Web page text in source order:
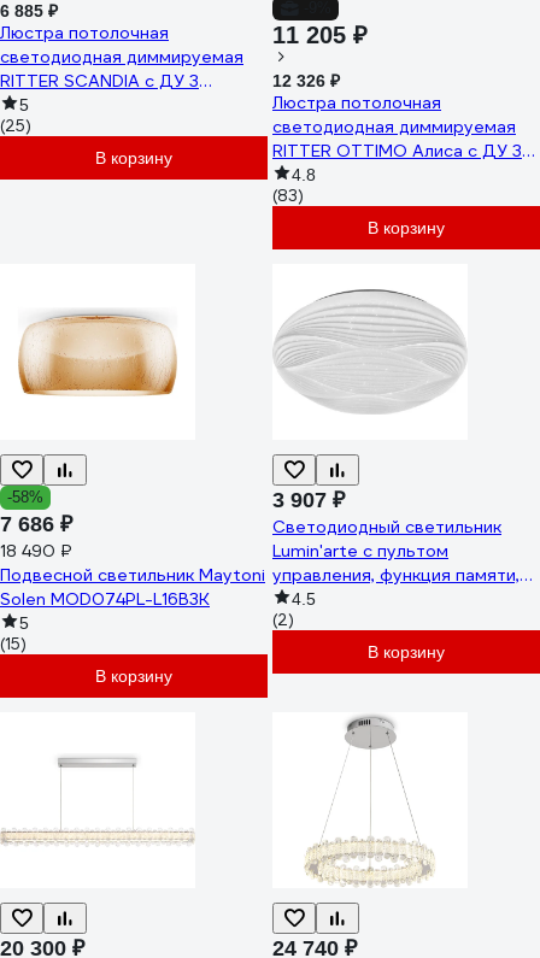
6 885 ₽
Люстра потолочная
светодиодная диммируемая
RITTER SCANDIA с ДУ 3
режима 520x170 45Вт
2700К/4200К/6400К 17м
белый/дерево 51589 4
5
(25)
В корзину
11 205 ₽
12 326 ₽
Люстра потолочная
светодиодная диммируемая
RITTER OTTIMO Алиса с ДУ 3
режима 605x560x130 144Вт
2700K/4200K/6400K 65м
белый/золото 51613 6
4.8
(83)
В корзину
-58%
7 686 ₽
18 490 ₽
Подвесной светильник Maytoni
Solen MOD074PL-L16B3K
5
(15)
В корзину
3 907 ₽
Светодиодный светильник
Lumin'arte с пультом
управления, функция памяти,
световой поток 6750 Лм,
мощность 90W, размеры
480х85 мм, артикул CLL51
4.5
(2)
В корзину
20 300 ₽ 24 740 ₽